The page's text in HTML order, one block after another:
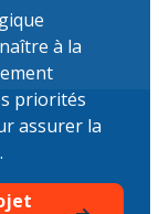
à la
priorités
assurer la